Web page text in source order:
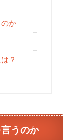
か
？
うのか